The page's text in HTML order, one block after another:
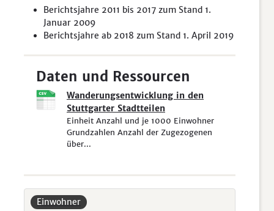
Berichtsjahre 2011 bis 2017 zum Stand 1.
Januar 2009
Berichtsjahre ab 2018 zum Stand 1. April 2019
Daten und Ressourcen
Wanderungsentwicklung in den
Stuttgarter Stadtteilen
Einheit Anzahl und je 1000 Einwohner
Grundzahlen Anzahl der Zugezogenen
über...
Einwohner